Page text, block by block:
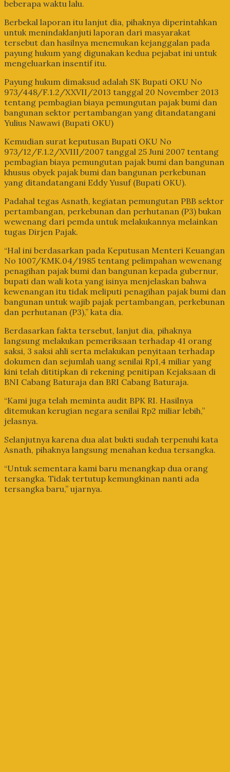
beberapa waktu lalu.
Berbekal laporan itu lanjut dia, pihaknya diperintahkan
untuk menindaklanjuti laporan dari masyarakat
tersebut dan hasilnya menemukan kejanggalan pada
payung hukum yang digunakan kedua pejabat ini untuk
mengeluarkan insentif itu.
Payung hukum dimaksud adalah SK Bupati OKU No
973/448/F.1.2/XXVII/2013 tanggal 20 November 2013
tentang pembagian biaya pemungutan pajak bumi dan
bangunan sektor pertambangan yang ditandatangani
Yulius Nawawi (Bupati OKU)
Kemudian surat keputusan Bupati OKU No
973/12/F.1.2/XVIII/2007 tanggal 25 Juni 2007 tentang
pembagian biaya pemungutan pajak bumi dan bangunan
khusus obyek pajak bumi dan bangunan perkebunan
yang ditandatangani Eddy Yusuf (Bupati OKU).
Padahal tegas Asnath, kegiatan pemungutan PBB sektor
pertambangan, perkebunan dan perhutanan (P3) bukan
wewenang dari pemda untuk melakukannya melainkan
tugas Dirjen Pajak.
“Hal ini berdasarkan pada Keputusan Menteri Keuangan
No 1007/KMK.04/1985 tentang pelimpahan wewenang
penagihan pajak bumi dan bangunan kepada gubernur,
bupati dan wali kota yang isinya menjelaskan bahwa
kewenangan itu tidak meliputi penagihan pajak bumi dan
bangunan untuk wajib pajak pertambangan, perkebunan
dan perhutanan (P3),” kata dia.
Berdasarkan fakta tersebut, lanjut dia, pihaknya
langsung melakukan pemeriksaan terhadap 41 orang
saksi, 3 saksi ahli serta melakukan penyitaan terhadap
dokumen dan sejumlah uang senilai Rp1,4 miliar yang
kini telah dititipkan di rekening penitipan Kejaksaan di
BNI Cabang Baturaja dan BRI Cabang Baturaja.
“Kami juga telah meminta audit BPK RI. Hasilnya
ditemukan kerugian negara senilai Rp2 miliar lebih,”
jelasnya.
Selanjutnya karena dua alat bukti sudah terpenuhi kata
Asnath, pihaknya langsung menahan kedua tersangka.
“Untuk sementara kami baru menangkap dua orang
tersangka. Tidak tertutup kemungkinan nanti ada
tersangka baru,” ujarnya.